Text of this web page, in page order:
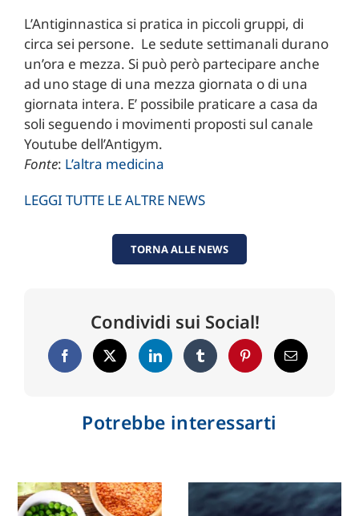
L’Antiginnastica si pratica in piccoli gruppi, di
circa sei persone. Le sedute settimanali durano
un’ora e mezza. Si può però partecipare anche
ad uno stage di una mezza giornata o di una
giornata intera. E’ possibile praticare a casa da
soli seguendo i movimenti proposti sul canale
Youtube dell’Antigym.
Fonte: L’altra medicina
LEGGI TUTTE LE ALTRE NEWS
TORNA ALLE NEWS
Condividi sui Social!
Potrebbe interessarti